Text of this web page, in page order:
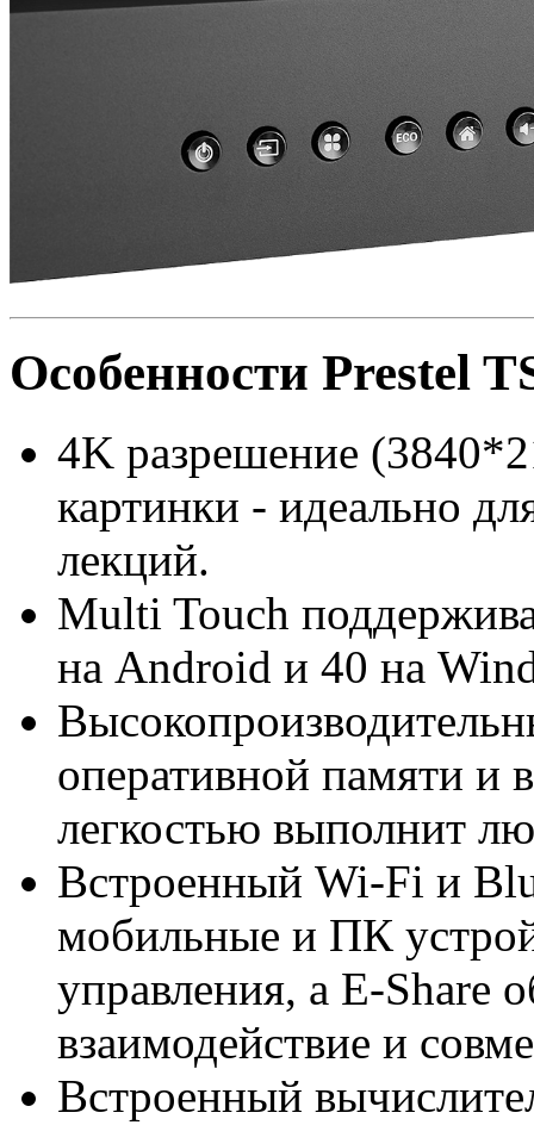
Особенности Prestel
4K разрешение
картинки - идеально
лекций.
Multi Touch
на Android и 40 на
оперативной памяти и
легкостью выполнит
Встроенный Wi-Fi и
мобильные и ПК
управления, а E-Share
взаимодействие и
Встроенный